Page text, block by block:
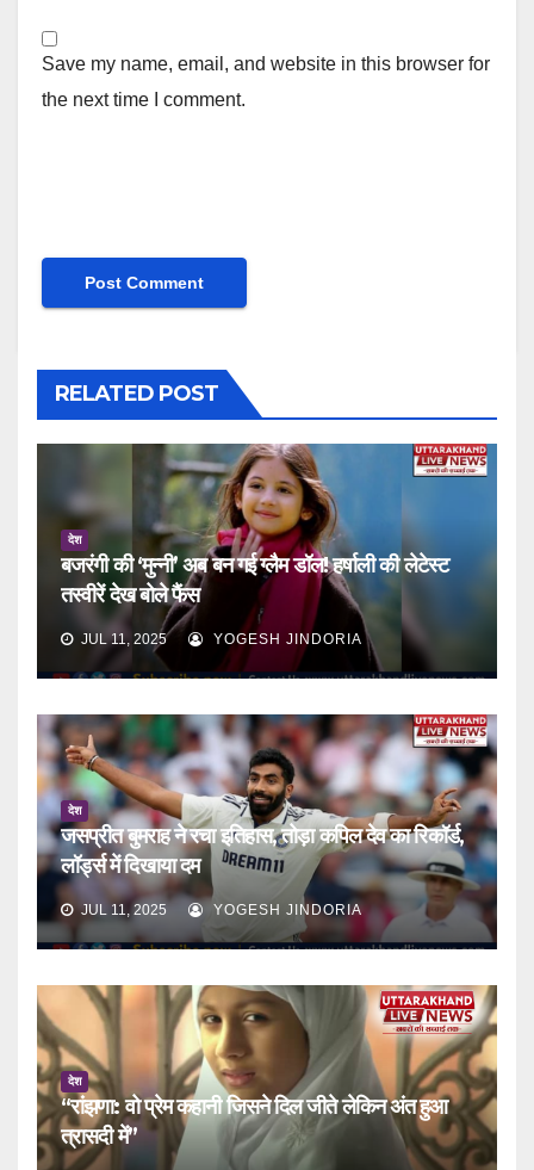
Save my name, email, and website in this browser for
the next time I comment.
RELATED POST
देश
बजरंगी की ‘मुन्नी’ अब बन गई ग्लैम डॉल! हर्षाली की लेटेस्ट
तस्वीरें देख बोले फैंस
JUL 11, 2025 YOGESH JINDORIA
देश
जसप्रीत बुमराह ने रचा इतिहास, तोड़ा कपिल देव का रिकॉर्ड,
लॉर्ड्स में दिखाया दम
JUL 11, 2025 YOGESH JINDORIA
देश
“रांझणा: वो प्रेम कहानी जिसने दिल जीते लेकिन अंत हुआ
त्रासदी में”